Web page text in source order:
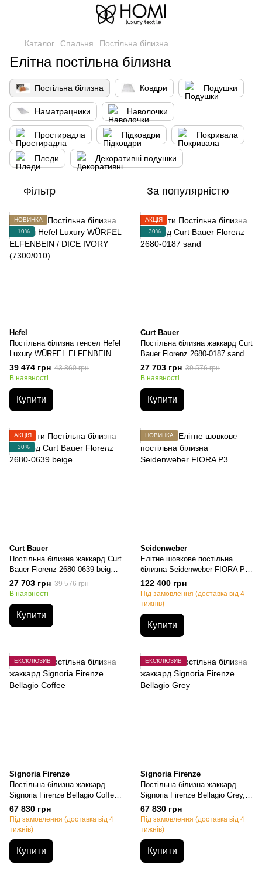
Каталог Спальня Постільна білизна
Елітна постільна білизна
Постільна білизна Ковдри Подушки
Наматрацники Наволочки
Простирадла Підковдри Покривала
Пледи Декоративні подушки
Фільтр За популярністю
НОВИНКА
−10%
Hefel
Постільна білизна тенсел Hefel
Luxury WÜRFEL ELFENBEIN /
DICE IVORY (7300/010),
Кремовий, Євро, 50х70см
на резинке
39 474 грн 43 860 грн
В наявності
Купити
АКЦІЯ
−30%
Curt Bauer
Постільна білизна жаккард Curt
Bauer Florenz 2680-0187 sand,
Бежевий, Євро, 50х70см (2шт),
200х220 см, 270х290см
27 703 грн 39 576 грн
В наявності
Купити
АКЦІЯ
−30%
Curt Bauer
Постільна білизна жаккард Curt
Bauer Florenz 2680-0639 beige,
Бежевий, Євро, 50х70см (2шт),
200х220 см, 270х290см
27 703 грн 39 576 грн
В наявності
Купити
НОВИНКА
Seidenweber
Елітне шовкове постільна
білизна Seidenweber FIORA P3,
Полуторний, 50х70см (2шт),
140х220см, 160х200см на
резинке
122 400 грн
Під замовлення (доставка від 4
тижнів)
Купити
ЕКСКЛЮЗИВ
Signoria Firenze
Постільна білизна жаккард
Signoria Firenze Bellagio Coffee,
Євро, 50х70см (2шт),
200х220см, 270х290см
67 830 грн
Під замовлення (доставка від 4
тижнів)
Купити
ЕКСКЛЮЗИВ
Signoria Firenze
Постільна білизна жаккард
Signoria Firenze Bellagio Grey,
Євро, 50х70см (2шт),
200х220см, 270х290см
67 830 грн
Під замовлення (доставка від 4
тижнів)
Купити